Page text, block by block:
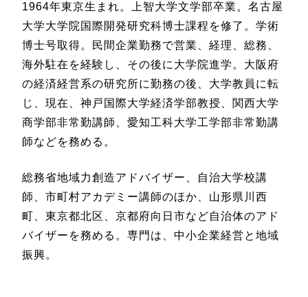
1964年東京生まれ。上智大学文学部卒業。名古屋
大学大学院国際開発研究科博士課程を修了。学術
博士号取得。民間企業勤務で営業、経理、総務、
海外駐在を経験し、その後に大学院進学。大阪府
の経済経営系の研究所に勤務の後、大学教員に転
じ、現在、神戸国際大学経済学部教授、関西大学
商学部非常勤講師、愛知工科大学工学部非常勤講
師などを務める。
総務省地域力創造アドバイザー、自治大学校講
師、市町村アカデミー講師のほか、山形県川西
町、東京都北区、京都府向日市など自治体のアド
バイザーを務める。専門は、中小企業経営と地域
振興。